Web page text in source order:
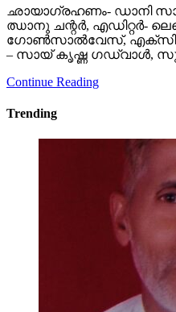
ഛായാഗ്രഹണം- ഡാനി
ഝാനു ചന്റര്‍, എഡിറ്റര്‍-
ഗോണ്‍സാല്‍വേസ്,
– സായ് കൃഷ്ണ ഗഡ്വാള്‍,
Continue Reading
Trending